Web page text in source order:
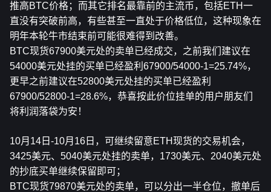
推高BTC价格；而其它排名最靠前的主流币，包括ETH一
直没有突破前高，有些甚至一直处于价格低位，这种现象在
明年本轮牛市结束前可能很难得到改善。
BTC现货67900美元处的卖单已经成交，之前我们建议在
54000美元处挂的买单已经盈利67900/54000-1=25.74%，
更早之前建议在52800美元处挂的买单已经盈利
67900/52800-1=28.6%，恭喜按此价位挂单的用户朋友们
将利润落袋为安！
10月14日-10月16日，可继续留意ETH现货的交易机会，
3425美元、5040美元处挂的卖单，1730美元、2040美元处
的抄底买单继续保留即可；
BTC现货79870美元处的卖单，可以分出一半仓位，撤单后